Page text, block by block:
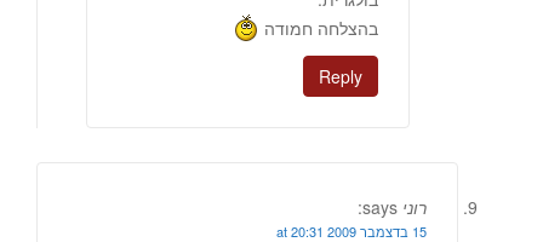
בהצלחה חמודה
Reply
רוני says:
15 בדצמבר 2009 at 20:31